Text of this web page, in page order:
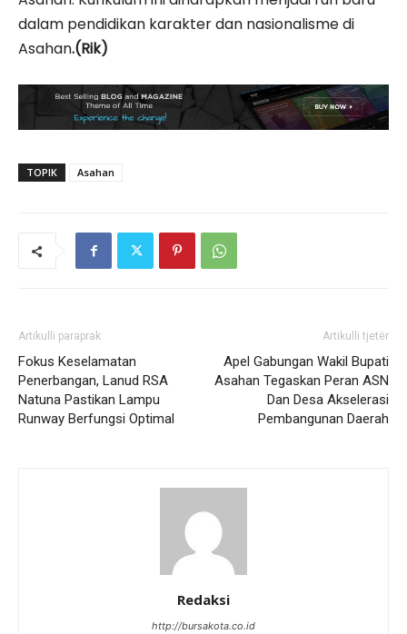
dalam pendidikan karakter dan nasionalisme di
Asahan.(Rik)
TOPIK Asahan
Artikulli paraprak
Fokus Keselamatan
Penerbangan, Lanud RSA
Natuna Pastikan Lampu
Runway Berfungsi Optimal
Artikulli tjetër
Apel Gabungan Wakil Bupati
Asahan Tegaskan Peran ASN
Dan Desa Akselerasi
Pembangunan Daerah
Redaksi
http://bursakota.co.id